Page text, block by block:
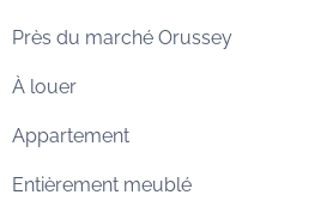
Près du marché Orussey
À louer
Appartement
Entièrement meublé